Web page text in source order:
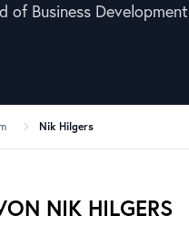
of Business Development
Nik Hilgers
NIK HILGERS